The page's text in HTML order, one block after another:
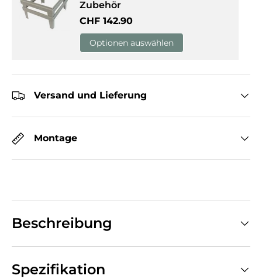
Zubehör
Normaler Preis
CHF 142.90
Optionen auswählen
Versand und Lieferung
Montage
Beschreibung
Spezifikation